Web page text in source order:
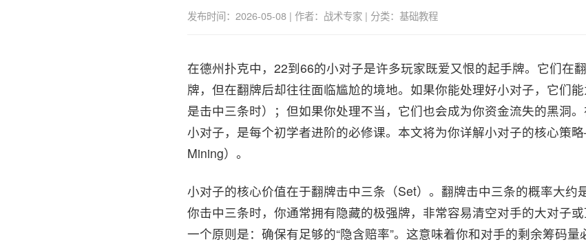
发布时间：2026-05-08 | 作者：战术专家 | 分类：基础教程
在德州扑克中，22到66的小对子是许多玩家既爱又恨的起手牌。它们在
牌，但在翻牌后却往往面临尴尬的境地。如果你能处理好小对子，它们
是击中三条时）；但如果你处理不当，它们也会成为你资金流失的黑洞
小对子，是每个初学者进阶的必修课。本文将为你详解小对子的核心策
Mining）。
小对子的核心价值在于翻牌击中三条（Set）。翻牌击中三条的概率大约
你击中三条时，你通常拥有隐藏的极强牌，非常容易清空对手的大对子
一个原则是：确保有足够的“隐含赔率”。这意味着你和对手的剩余筹码